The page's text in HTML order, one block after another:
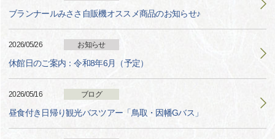
ブランナールみささ自販機オススメ商品のお知らせ♪
2026/05/26 お知らせ
休館日のご案内：令和8年6月（予定）
2026/05/16 ブログ
昼食付き日帰り観光バスツアー「鳥取・因幡Gバス」